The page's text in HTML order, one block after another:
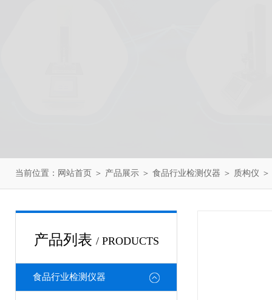
当前位置： 网站首页 ＞ 产品展示 ＞ 食品行业检测仪器 ＞ 质构仪
产品列表 / PRODUCTS
食品行业检测仪器